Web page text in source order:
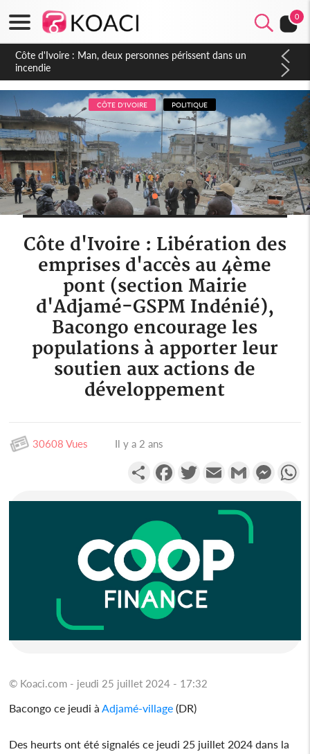
0
Côte d'Ivoire : Séileu, la célébration de la fête nationale
transformée en vaste campagne contre les produits
dépigmentants dangereux
CÔTE D'IVOIRE POLITIQUE
Côte d'Ivoire : Libération des
emprises d'accès au 4ème
pont (section Mairie
d'Adjamé-GSPM Indénié),
Bacongo encourage les
populations à apporter leur
soutien aux actions de
développement
30608 Vues Il y a 2 ans
PartagerFacebookTwitterEmail Gmail
© Koaci.com - jeudi 25 juillet 2024 - 17:32
Bacongo ce jeudi à Adjamé-village (DR)
Des heurts ont été signalés ce jeudi 25 juillet 2024 dans la